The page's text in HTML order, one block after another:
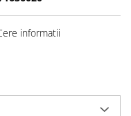
informatii